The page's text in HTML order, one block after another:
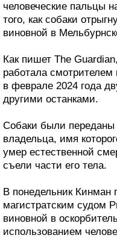
человеческие пальцы
того, как собаки
виновной в
Как пишет The
работала
в феврале 2024 года
другими останками.
Собаки были
владельца, имя
умер естественной
съели части его тела.
В понедельник Кинман
магистратским судом
виновной в
использованием